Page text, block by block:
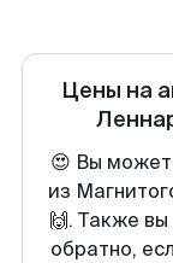
Цены на
😍 Вы
из
🙌. Также
обратно,